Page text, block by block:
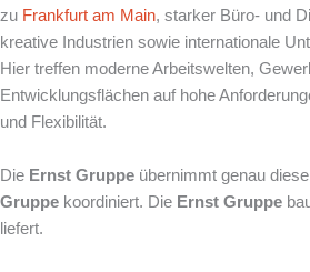
zu Frankfurt am Main, starker Büro- und
kreative Industrien sowie internationale
Hier treffen moderne Arbeitswelten,
Entwicklungsflächen auf hohe
und Flexibilität.
Die Ernst Gruppe übernimmt genau
Gruppe koordiniert. Die Ernst Gruppe
liefert.